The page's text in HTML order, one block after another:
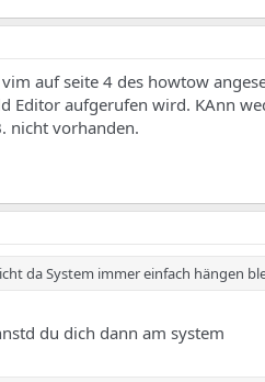
auf seite 4 des howtow
Editor aufgerufen wird. KAnn
nicht vorhanden.
da System immer einfach hängen
du dich dann am system